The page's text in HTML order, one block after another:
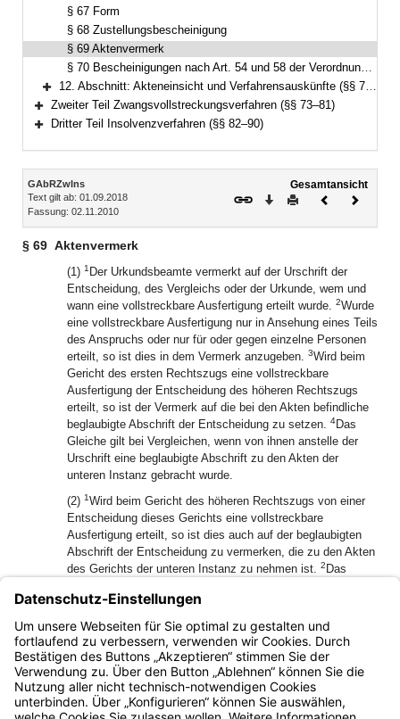
§ 67 Form
§ 68 Zustellungsbescheinigung
§ 69 Aktenvermerk
§ 70 Bescheinigungen nach Art. 54 und 58 der Verordnung (EG) Nr. 44/2001 und Art. 53, 59 und 60 der Verordnung (EU) Nr. 1215/2012
Bereich erweitern
12. Abschnitt: Akteneinsicht und Verfahrensauskünfte (§§ 71–72)
Bereich erweitern
Zweiter Teil Zwangsvollstreckungsverfahren (§§ 73–81)
Dritter Teil Insolvenzverfahren (§§ 82–90)
Inhalt
GAbRZwIns
Text gilt ab: 01.09.2018
Fassung: 02.11.2010
Gesamtansicht
Download
DruckenVorheriges
§ 69 Aktenvermerk
(1) 1 Der Urkundsbeamte vermerkt auf der Urschrift der
Entscheidung, des Vergleichs oder der Urkunde, wem und
wann eine vollstreckbare Ausfertigung erteilt wurde. 2Wurde
eine vollstreckbare Ausfertigung nur in Ansehung eines Teils
des Anspruchs oder nur für oder gegen einzelne Personen
erteilt, so ist dies in dem Vermerk anzugeben. 3Wird beim
Gericht des ersten Rechtszugs eine vollstreckbare
Ausfertigung der Entscheidung des höheren Rechtszugs
erteilt, so ist der Vermerk auf die bei den Akten befindliche
beglaubigte Abschrift der Entscheidung zu setzen. 4Das
Gleiche gilt bei Vergleichen, wenn von ihnen anstelle der
Urschrift eine beglaubigte Abschrift zu den Akten der
unteren Instanz gebracht wurde.
(2) 1Wird beim Gericht des höheren Rechtszugs von einer
Entscheidung dieses Gerichts eine vollstreckbare
Ausfertigung erteilt, so ist dies auch auf der beglaubigten
Abschrift der Entscheidung zu vermerken, die zu den Akten
des Gerichts der unteren Instanz zu nehmen ist. 2 Das
beglaubigte Abschrift zu den Akten der unteren Instanz
gebracht wurde.
(3) Die Vermerke sind zu unterschreiben.
Bayern.de